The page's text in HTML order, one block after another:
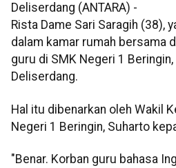
Deliserdang (ANTARA) -
Rista Dame Sari Saragih (38),
dalam kamar rumah bersama
guru di SMK Negeri 1
Deliserdang.
Hal itu dibenarkan oleh Wakil
Negeri 1 Beringin, Suharto
"Benar. Korban guru bahasa